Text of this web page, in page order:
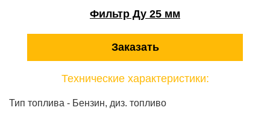
Фильтр Ду 25 мм
Заказать
Технические характеристики:
Тип топлива - Бензин, диз. топливо